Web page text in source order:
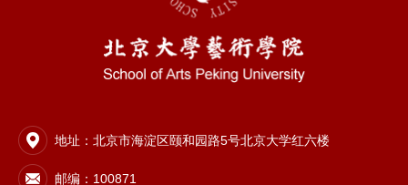
地址：北京市海淀区颐和园路5号北京大学红六楼
邮编：100871